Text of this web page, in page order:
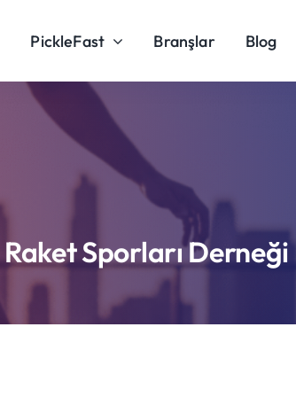
PickleFast Branşlar Blog
Sporları Derneği